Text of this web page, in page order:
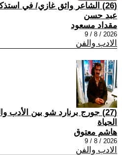
(26) الشاعر واثق غازي/ في
عبد حسن
مقداد مسعود
2026 / 8 / 9
الادب والفن
(27) جورج برنارد شو بين الأدب
الحياة
هاشم معتوق
2026 / 8 / 9
الادب والفن